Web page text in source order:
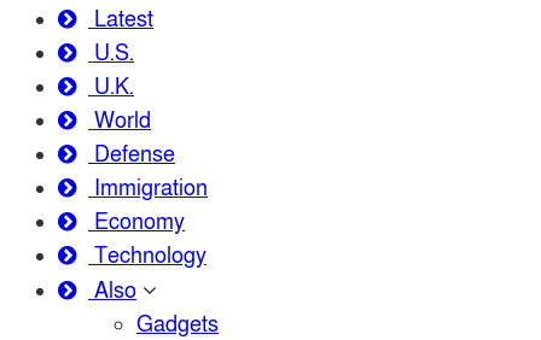
Latest
U.S.
U.K.
World
Defense
Immigration
Economy
Technology
Also
Gadgets